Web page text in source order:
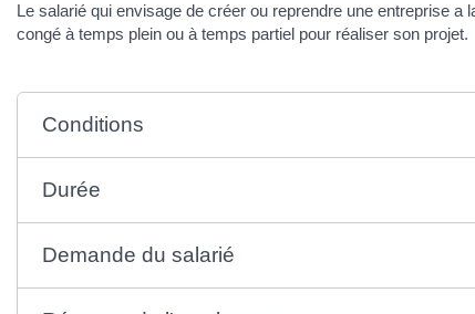
Le salarié qui envisage de créer ou reprendre une entreprise a
congé à temps plein ou à temps partiel pour réaliser son projet.
Conditions
Durée
Demande du salarié